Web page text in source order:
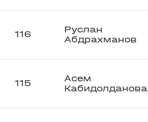
116
Руслан
Абдрахманов
115
Асем
Кабидолданова